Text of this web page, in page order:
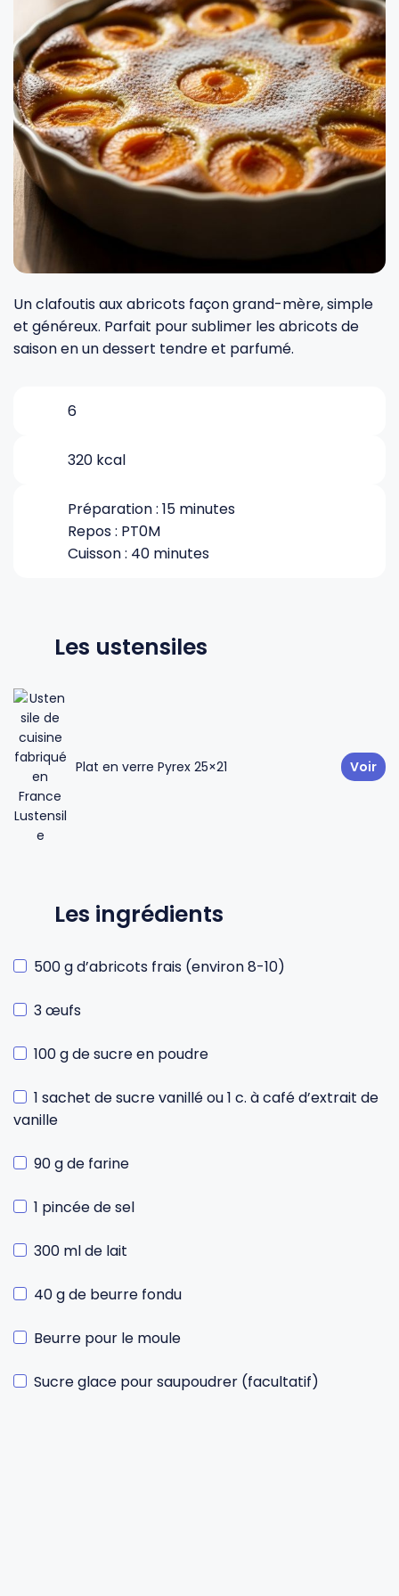
Fourches et fourchettes
Écumoires
Baguettes
Pilons
Presse-agrumes
Râteaux
Tires-bouchons
Couteaux à fromage
Couteaux à huîtres
Couteaux à pain
Couteaux filet de sole
Couteaux tranchelard
Évideurs
Aiguiseurs
Planches à découper
Plats et plaques
Moules
Cercles à tarte
Couvercles
Manches et poignées
Nogent
Opinel
De Buyer
Cristel
Tefal
Pyrex
Un clafoutis aux abricots façon grand-mère, simple
et généreux. Parfait pour sublimer les abricots de
saison en un dessert tendre et parfumé.
6
320 kcal
Préparation : 15 minutes
Repos : PT0M
Cuisson : 40 minutes
Les ustensiles
Plat en verre Pyrex 25×21 Voir
Les ingrédients
500 g d’abricots frais (environ 8-10)
3 œufs
100 g de sucre en poudre
1 sachet de sucre vanillé ou 1 c. à café d’extrait de
vanille
90 g de farine
1 pincée de sel
300 ml de lait
40 g de beurre fondu
Beurre pour le moule
Sucre glace pour saupoudrer (facultatif)